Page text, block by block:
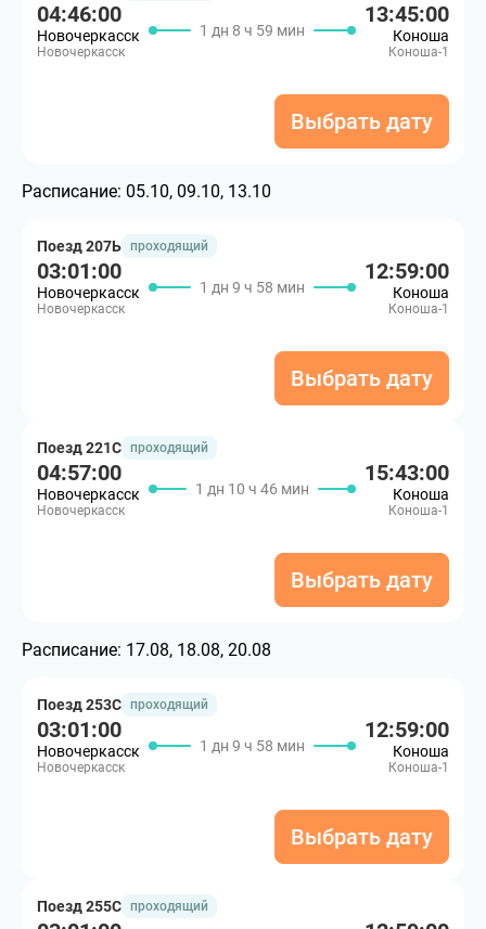
04:46:00
Новочеркасск
Новочеркасск
1 дн 8 ч 59 мин
13:45:00
Коноша
Коноша-1
Выбрать дату
Расписание: 05.10, 09.10, 13.10
Поезд 207Ь проходящий
03:01:00
Новочеркасск
Новочеркасск
1 дн 9 ч 58 мин
12:59:00
Коноша
Коноша-1
Выбрать дату
Поезд 221С проходящий
04:57:00
Новочеркасск
Новочеркасск
1 дн 10 ч 46 мин
15:43:00
Коноша
Коноша-1
Выбрать дату
Расписание: 17.08, 18.08, 20.08
Поезд 253С проходящий
03:01:00
Новочеркасск
Новочеркасск
1 дн 9 ч 58 мин
12:59:00
Коноша
Коноша-1
Выбрать дату
Поезд 255С проходящий